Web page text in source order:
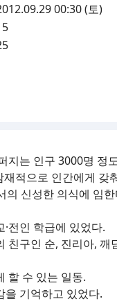
00:30 (토)
는 인구 3000명 정
적으로 인간에게 갖
의 신성한 의식에 임한
전인 학급에 있었다.
친구인 순, 진리아, 깨
할 수 있는 일동.
을 기억하고 있었다.